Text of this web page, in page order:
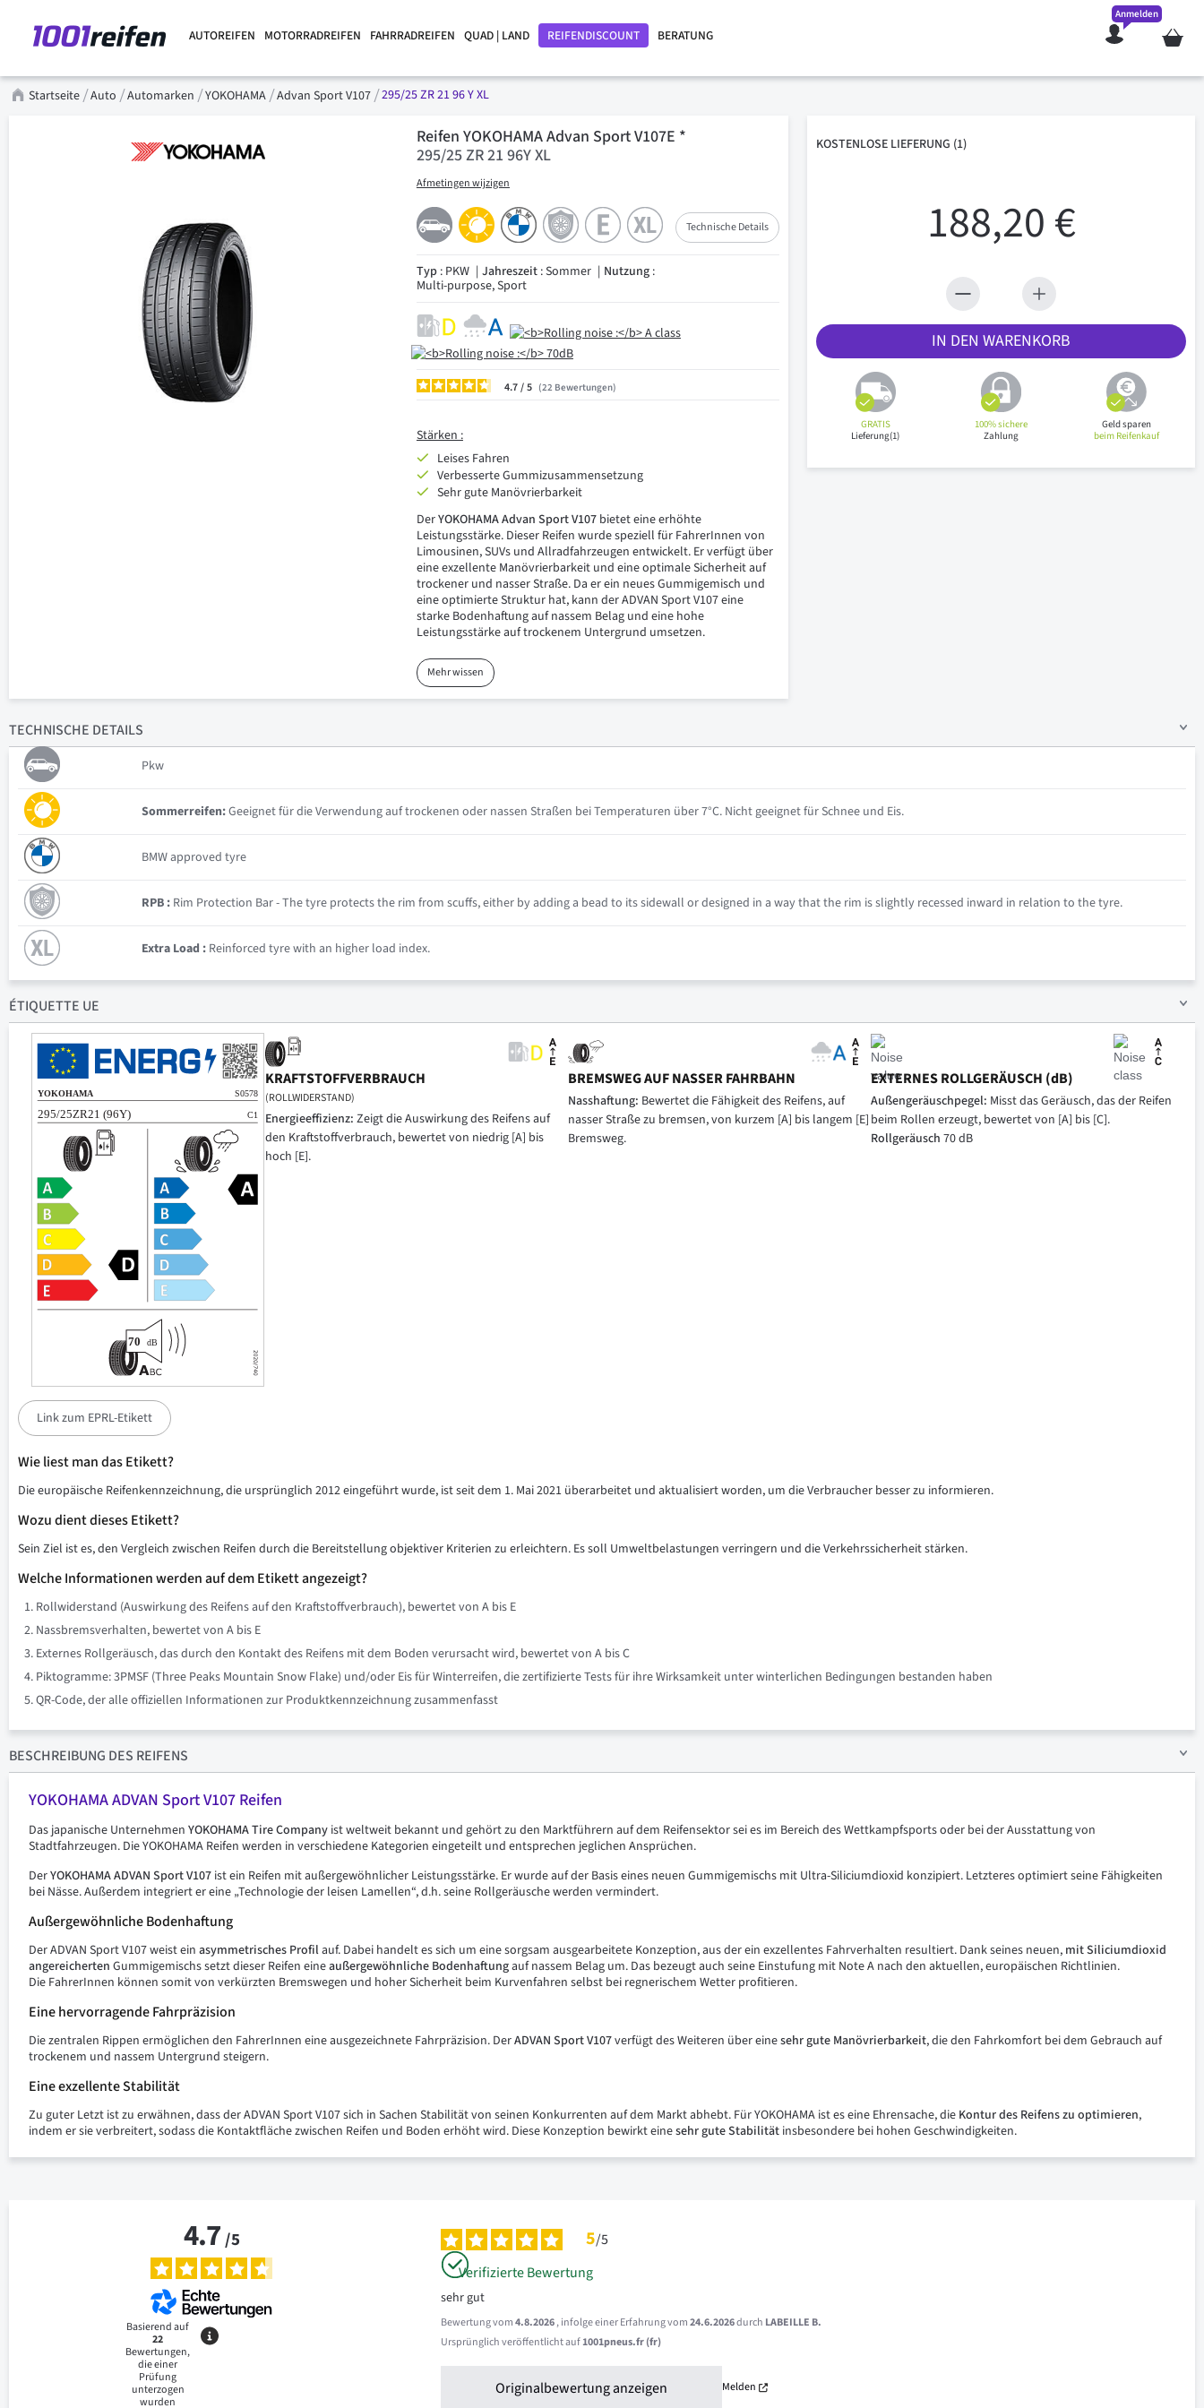
AUTOREIFEN MOTORRADREIFEN FAHRRADREIFEN QUAD | LAND REIFENDISCOUNT BERATUNG Mein
Anmelden
Startseite Auto Automarken YOKOHAMA Advan Sport V107 295/25 ZR 21 96 Y XL
Reifen YOKOHAMA Advan Sport V107E *
295/25 ZR 21 96Y XL
Afmetingen wijzigen
Technische Details
Typ: PKW Jahreszeit: Sommer Nutzung:
Multi-purpose, Sport
4.7/ 22 Bewertungen
Stärken :
Leises Fahren
Verbesserte Gummizusammensetzung
Sehr gute Manövrierbarkeit
DerYOKOHAMA Advan Sport V107bietet eine erhöhte
Leistungsstärke. Dieser Reifen wurde speziell für FahrerInnen von
Limousinen, SUVs und Allradfahrzeugen entwickelt. Er verfügt über
eine exzellente Manövrierbarkeit und eine optimale Sicherheit auf
trockener und nasser Straße. Da er ein neues Gummigemisch und
eine optimierte Struktur hat, kann der ADVAN Sport V107 eine
starke Bodenhaftung auf nassem Belag und eine hohe
Leistungsstärke auf trockenem Untergrund umsetzen.
Mehr wissen
KOSTENLOSE LIEFERUNG (1)
188,20 €
IN DEN WARENKORB
GRATIS
Lieferung(1)
100% sichere
Zahlung
Geld sparen
beim Reifenkauf
TECHNISCHE DETAILS
Pkw
Sommerreifen:Geeignet für die Verwendung auf trockenen oder nassen Straßen bei Temperaturen über 7°C. Nicht geeignet für Schnee und Eis.
BMW approved tyre
RPB : Rim Protection Bar - The tyre protects the rim from scuffs, either by adding a bead to its sidewall or designed in a way that the rim is slightly recessed inward in relation to the tyre.
Extra Load : Reinforced tyre with an higher load index.
ÉTIQUETTE UE
KRAFTSTOFFVERBRAUCH
(ROLLWIDERSTAND)
Energieeffizienz: Zeigt die Auswirkung des Reifens auf
den Kraftstoffverbrauch, bewertet von niedrig [A] bis
hoch [E].
BREMSWEG AUF NASSER FAHRBAHN
Nasshaftung: Bewertet die Fähigkeit des Reifens, auf
nasser Straße zu bremsen, von kurzem [A] bis langem [E]
Bremsweg.
EXTERNES ROLLGERÄUSCH (dB)
Außengeräuschpegel: Misst das Geräusch, das der Reifen
beim Rollen erzeugt, bewertet von [A] bis [C].
Rollgeräusch 70 dB
Link zum EPRL-Etikett
Wie liest man das Etikett?
Die europäische Reifenkennzeichnung, die ursprünglich 2012 eingeführt wurde, ist seit dem 1. Mai 2021 überarbeitet und aktualisiert worden, um die Verbraucher besser zu informieren.
Wozu dient dieses Etikett?
Sein Ziel ist es, den Vergleich zwischen Reifen durch die Bereitstellung objektiver Kriterien zu erleichtern. Es soll Umweltbelastungen verringern und die Verkehrssicherheit stärken.
Welche Informationen werden auf dem Etikett angezeigt?
Rollwiderstand (Auswirkung des Reifens auf den Kraftstoffverbrauch), bewertet von A bis E
Nassbremsverhalten, bewertet von A bis E
Externes Rollgeräusch, das durch den Kontakt des Reifens mit dem Boden verursacht wird, bewertet von A bis C
Piktogramme: 3PMSF (Three Peaks Mountain Snow Flake) und/oder Eis für Winterreifen, die zertifizierte Tests für ihre Wirksamkeit unter winterlichen Bedingungen bestanden haben
QR-Code, der alle offiziellen Informationen zur Produktkennzeichnung zusammenfasst
BESCHREIBUNG DES REIFENS
YOKOHAMA ADVAN Sport V107 Reifen
Das japanische Unternehmen YOKOHAMA Tire Company ist weltweit bekannt und gehört zu den Marktführern auf dem Reifensektor sei es im Bereich des Wettkampfsports oder bei der Ausstattung von
Stadtfahrzeugen. Die YOKOHAMA Reifen werden in verschiedene Kategorien eingeteilt und entsprechen jeglichen Ansprüchen.
DerYOKOHAMA ADVAN Sport V107 ist ein Reifen mit außergewöhnlicher Leistungsstärke. Er wurde auf der Basis eines neuen Gummigemischs mit Ultra-Siliciumdioxid konzipiert. Letzteres optimiert seine Fähigkeiten
bei Nässe. Außerdem integriert er eine „Technologie der leisen Lamellen“, d.h. seine Rollgeräusche werden vermindert.
Außergewöhnliche Bodenhaftung
Der ADVAN Sport V107 weist ein asymmetrisches Profilauf. Dabei handelt es sich um eine sorgsam ausgearbeitete Konzeption, aus der ein exzellentes Fahrverhalten resultiert. Dank seines neuen, mitSiliciumdioxid
angereicherten Gummigemischs setzt dieser Reifen eineaußergewöhnliche Bodenhaftungauf nassem Belag um. Das bezeugt auch seine Einstufung mit Note A nach den aktuellen, europäischen Richtlinien.
Die FahrerInnen können somit von verkürzten Bremswegen und hoher Sicherheit beim Kurvenfahren selbst bei regnerischem Wetter profitieren.
Eine hervorragende Fahrpräzision
Die zentralen Rippen ermöglichen den FahrerInnen eine ausgezeichnete Fahrpräzision. DerADVAN Sport V107verfügt des Weiteren über einesehrgute Manövrierbarkeit, die den Fahrkomfort bei dem Gebrauch auf
trockenem und nassem Untergrund steigern.
Eine exzellente Stabilität
Zu guter Letzt ist zu erwähnen, dass der ADVAN Sport V107 sich in Sachen Stabilität von seinen Konkurrenten auf dem Markt abhebt. Für YOKOHAMA ist es eine Ehrensache, die Konturdes Reifenszu optimieren,
indem er sie verbreitert, sodass die Kontaktfläche zwischen Reifen und Boden erhöht wird. Diese Konzeption bewirkt einesehrguteStabilität insbesondere bei hohen Geschwindigkeiten.
4.7/5
Basierend auf
22
Bewertungen,
die einer
Prüfung
unterzogen
wurden
5/5
Verifizierte Bewertung
sehr gut
Bewertung vom4.8.2026, infolge einer Erfahrung vom24.6.2026durch LABEILLE B.
Ursprünglich veröffentlicht auf1001pneus.fr (fr)
Originalbewertung anzeigen Melden